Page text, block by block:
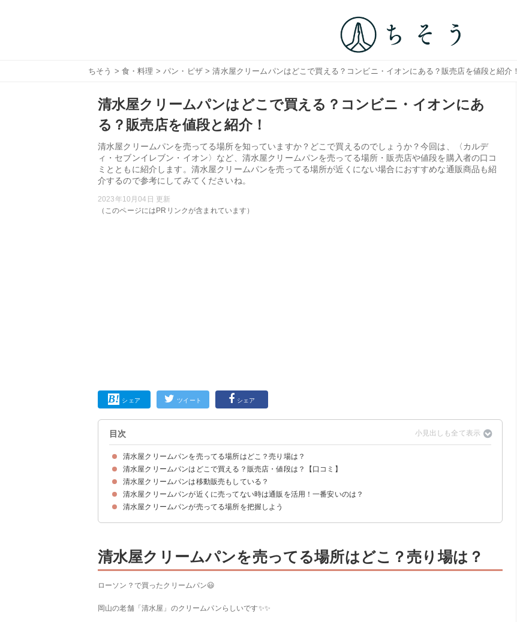
ちそう > 食・料理 >パン・ピザ> 清水屋クリームパンはどこで買える？コンビニ・イオンにある？販売店を値段と紹介！
清水屋クリームパンはどこで買える？コンビニ・イオンにあ
る？販売店を値段と紹介！
清水屋クリームパンを売ってる場所を知っていますか？どこで買えるのでしょうか？今回は、〈カルデ
ィ・セブンイレブン・イオン〉など、清水屋クリームパンを売ってる場所・販売店や値段を購入者の口コ
ミとともに紹介します。清水屋クリームパンを売ってる場所が近くにない場合におすすめな通販商品も紹
介するので参考にしてみてくださいね。
2023年10月04日 更新
（このページにはPRリンクが含まれています）
シェア ツイート シェア
目次
清水屋クリームパンを売ってる場所はどこ？売り場は？
清水屋クリームパンの売ってる場所・販売店の一覧
清水屋クリームパンの売り場
清水屋クリームパンはどこで買える？販売店・値段は？【口コミ】
①セブンイレブン（198円）
②ローソン（198円）
③イオン（230円）
④ドンキ（190円）
清水屋クリームパンは移動販売もしている？
清水屋クリームパン公式の移動販売はない
清水屋クリームパンが近くに売ってない時は通販を活用！一番安いのは？
①Amazon｜清水屋の生クリームパン (いちご味8個)（2600円）
②楽天市場｜清水屋 生クリームパン カスタード 1個（300円）
③清水屋ネット｜生クリームパン・カスタード10個セット（3000円）
清水屋クリームパンが売ってる場所を把握しよう
清水屋クリームパンを売ってる場所はどこ？売り場は？
ローソン？で買ったクリームパン😃
岡山の老舗「清水屋」のクリームパンらしいです✨✨